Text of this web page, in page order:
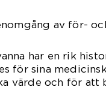
av för-
har en rik
för sina
värde och för att